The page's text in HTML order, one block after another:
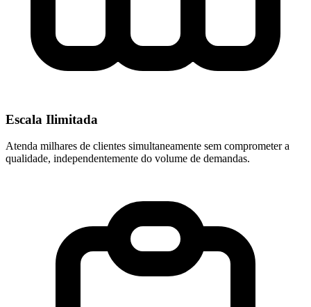
Escala Ilimitada
Atenda milhares de clientes simultaneamente sem comprometer a
qualidade, independentemente do volume de demandas.